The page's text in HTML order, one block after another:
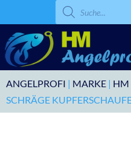
Products
search
ANGELPROFI | MARKE | HM
SCHRÄGE